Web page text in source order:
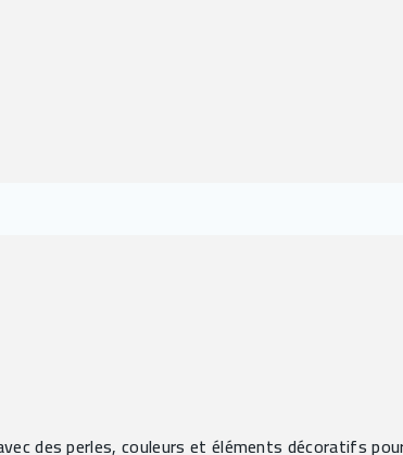
des perles, couleurs et éléments décoratifs